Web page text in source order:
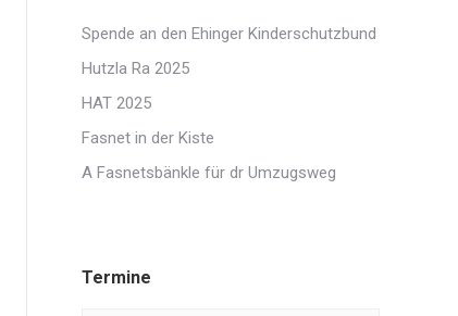
Spende an den Ehinger Kinderschutzbund
Hutzla Ra 2025
HAT 2025
Fasnet in der Kiste
A Fasnetsbänkle für dr Umzugsweg
Termine